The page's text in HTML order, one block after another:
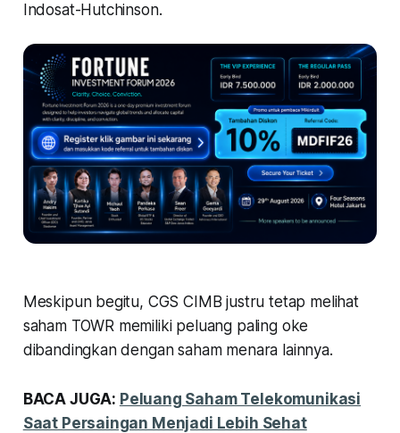
Indosat-Hutchinson.
Meskipun begitu, CGS CIMB justru tetap melihat
saham TOWR memiliki peluang paling oke
dibandingkan dengan saham menara lainnya.
BACA JUGA: Peluang Saham Telekomunikasi
Saat Persaingan Menjadi Lebih Sehat